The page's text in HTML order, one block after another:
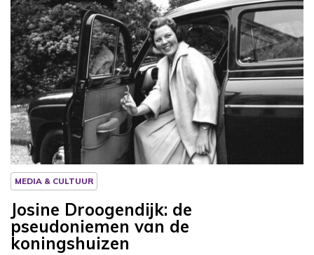
Column
Josine Droogendijk
MEDIA & CULTUUR
Josine Droogendijk: de
pseudoniemen van de
koningshuizen